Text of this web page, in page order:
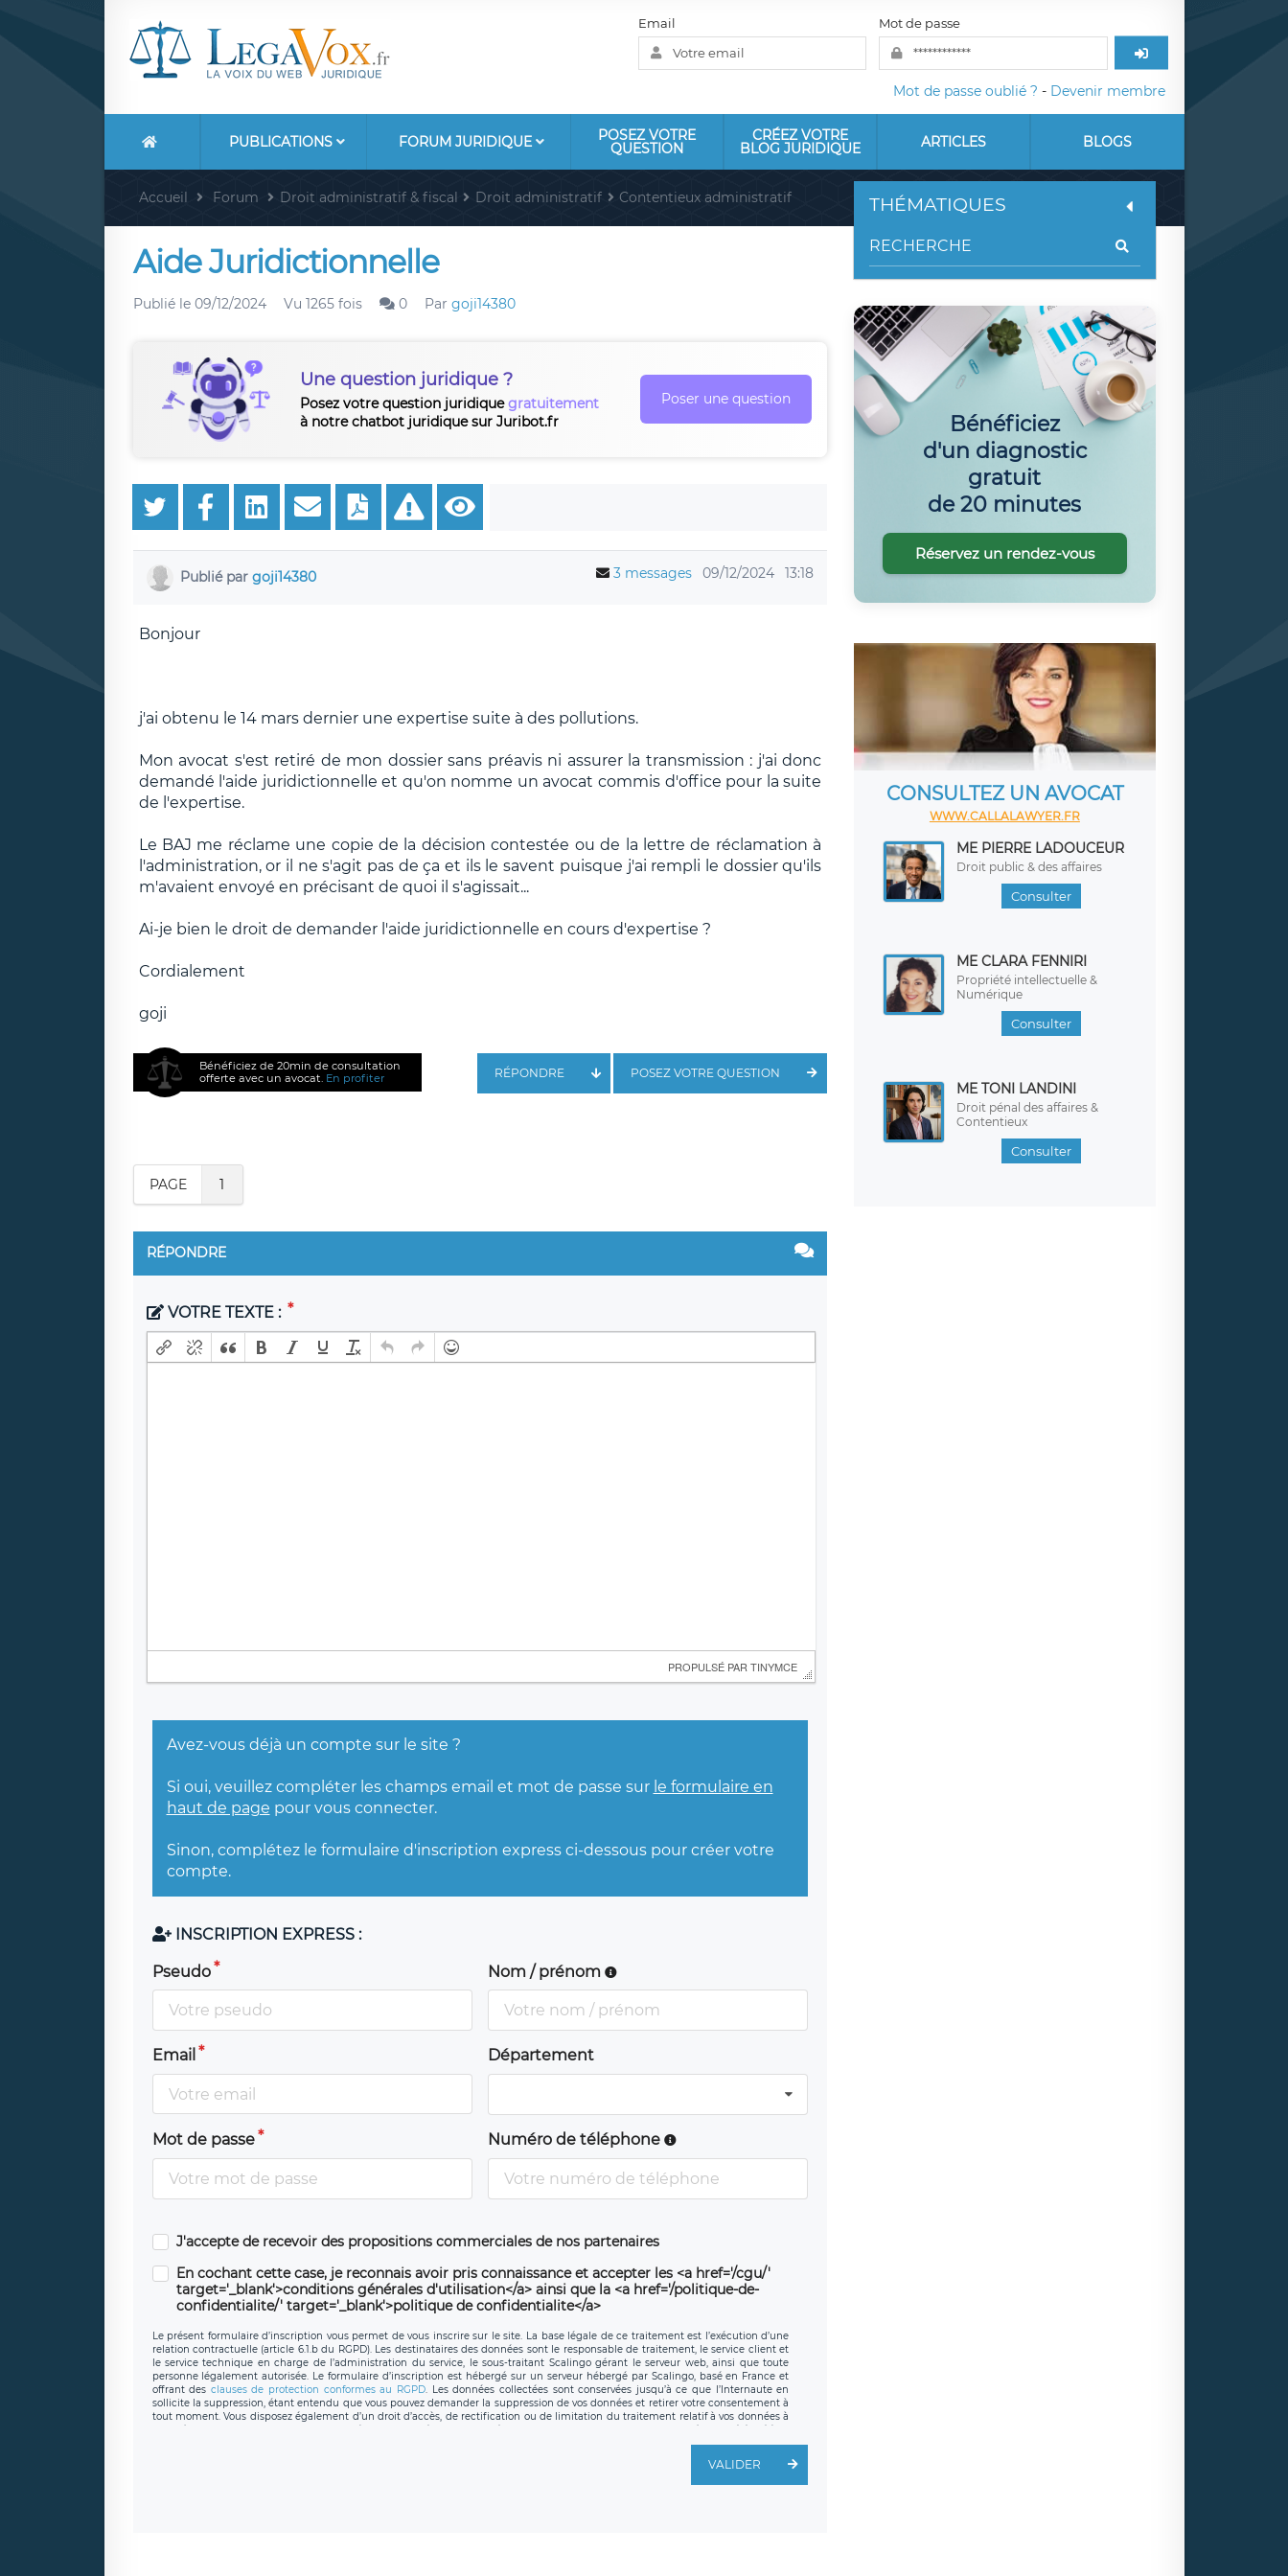
Email Mot de passe
Mot de passe oublié ? - Devenir membre
PUBLICATIONS FORUM JURIDIQUE POSEZ VOTRE
QUESTION
CRÉEZ VOTRE
BLOG JURIDIQUE ARTICLES BLOGS
Accueil Forum Droit administratif & fiscal Droit administratif Contentieux administratif
Aide Juridictionnelle
Publié le 09/12/2024 Vu 1265 fois 0 Par goji14380
Une question juridique ?
Posez votre question juridiquegratuitement
à notre chatbot juridique sur Juribot.fr
Poser une question
Publié par goji14380 3 messages 09/12/2024 13:18
Bonjour
j'ai obtenu le 14 mars dernier une expertise suite à des pollutions.
Mon avocat s'est retiré de mon dossier sans préavis ni assurer la transmission : j'ai donc
demandé l'aide juridictionnelle et qu'on nomme un avocat commis d'office pour la suite
de l'expertise.
Le BAJ me réclame une copie de la décision contestée ou de la lettre de réclamation à
l'administration, or il ne s'agit pas de ça et ils le savent puisque j'ai rempli le dossier qu'ils
m'avaient envoyé en précisant de quoi il s'agissait...
Ai-je bien le droit de demander l'aide juridictionnelle en cours d'expertise ?
Cordialement
goji
Bénéficiez de 20min de consultation
offerte avec un avocat. En profiter POSEZ VOTRE QUESTION
RÉPONDRE
PAGE 1
RÉPONDRE
VOTRE TEXTE :
PROPULSÉ PAR TINYMCE
Avez-vous déjà un compte sur le site ?
Si oui, veuillez compléter les champs email et mot de passe sur le formulaire en
haut de page pour vous connecter.
Sinon, complétez le formulaire d'inscription express ci-dessous pour créer votre
compte.
INSCRIPTION EXPRESS :
Pseudo Nom / prénom
Email Département
Mot de passe Numéro de téléphone
J'accepte de recevoir des propositions commerciales de nos partenaires
En cochant cette case, je reconnais avoir pris connaissance et accepter les <a href='/cgu/'
target='_blank'>conditions générales d'utilisation</a> ainsi que la <a href='/politique-de-
confidentialite/' target='_blank'>politique de confidentialite</a>
Le présent formulaire d’inscription vous permet de vous inscrire sur le site. La base légale de ce traitement est l’exécution d’une
relation contractuelle (article 6.1.b du RGPD). Les destinataires des données sont le responsable de traitement, le service client et
le service technique en charge de l’administration du service, le sous-traitant Scalingo gérant le serveur web, ainsi que toute
personne légalement autorisée. Le formulaire d’inscription est hébergé sur un serveur hébergé par Scalingo, basé en France et
offrant des clauses de protection conformes au RGPD. Les données collectées sont conservées jusqu’à ce que l’Internaute en
sollicite la suppression, étant entendu que vous pouvez demander la suppression de vos données et retirer votre consentement à
tout moment. Vous disposez également d’un droit d’accès, de rectification ou de limitation du traitement relatif à vos données à
caractère personnel, ainsi que d’un droit à la portabilité de vos données. Vous pouvez exercer ces droits auprès du délégué à la
protection des données de LÉGAVOX qui exerce au siège social de LÉGAVOX et est joignable à l’adresse mail suivante :
joignable à l’adresse mail : responsabledetraitement@legavox.fr. Vous avez également le droit d’introduire une réclamation
VALIDER
THÉMATIQUES
Bénéficiez
d'un diagnostic
gratuit
de 20 minutes
Réservez un rendez-vous
CONSULTEZ UN AVOCAT
WWW.CALLALAWYER.FR
ME PIERRE LADOUCEUR
Droit public & des affaires
Consulter
ME CLARA FENNIRI
Propriété intellectuelle &
Numérique
Consulter
ME TONI LANDINI
Droit pénal des affaires &
Contentieux
Consulter